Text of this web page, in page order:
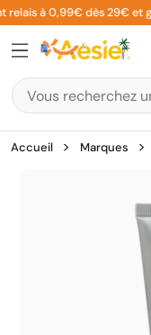
Aller
au
contenu
à 0,99€ dès 29€ et
Accueil Marques